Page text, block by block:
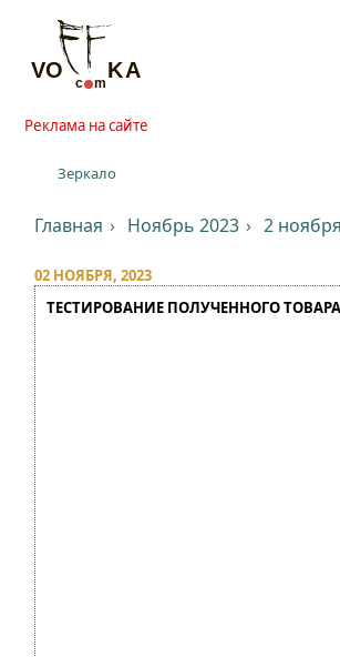
Реклама на сайте
Зеркало
Главная Ноябрь 2023 2
02 НОЯБРЯ, 2023
ТЕСТИРОВАНИЕ ПОЛУЧЕННОГО